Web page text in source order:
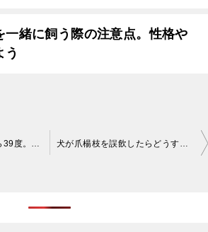
一緒に飼う際の注意点。性格や
う
犬の平均体温は37度から39度。体温の計り方や低い場合の対処法 犬が爪楊枝を誤飲したらどうすれば良いの？すぐにケアしてあげよう